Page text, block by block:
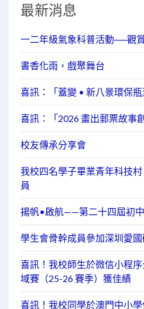
最新消息
一二年級氣象科普活動──觀
書香化雨，戲聚舞台
喜訊：「蓋變 • 新八景環保
喜訊：「2026 畫出郵票故事
校友傳承分享會
我校四名學子畢業青年科技
員
揚帆•啟航——第二十四屆初
學生會骨幹成員參加深圳愛
喜訊！我校師生於微信小程
域賽（25-26 賽季）獲佳績
喜訊！我校同學於澳門中小